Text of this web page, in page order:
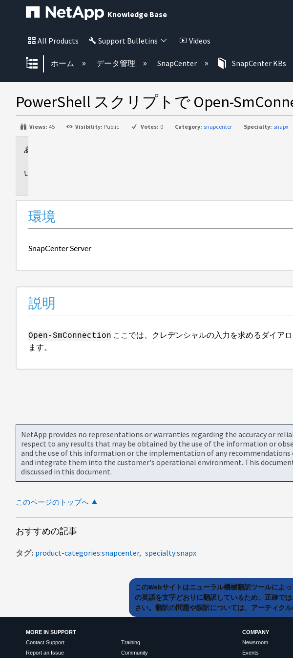
Knowledge Base
All Products Support Bulletins Videos
グローバル階層を展開/折りたたむ
ホーム データ管理 SnapCenter SnapCenter KBs
PowerShell スクリプトで Open-
Views: 45 Visibility: Public Votes: 0 Category: snapcenter Specialty: snapx
環境
SnapCenter Server
説明
Open-SmConnection ここでは、クレデンシャルの入力を求めるダイア
ます。
NetApp provides no representations or warranties regarding the accuracy or
respect to any results that may be obtained by the use of the information or
and the use of this information or the implementation of any
and integrate them into the customer's operational environment. This
discussed in this document.
このページのトップへ
おすすめの記事
タグ product-categories:snapcenter specialty:snapx
このWebサイトはニューラル機械翻訳ツールによ
の英語を文字どおりに翻訳しているため、正確で
さい。翻訳の問題や誤訳については、アーティク
MORE IN SUPPORT
Contact Support
Report an Issue
Training
Community
COMPANY
Newsroom
Events